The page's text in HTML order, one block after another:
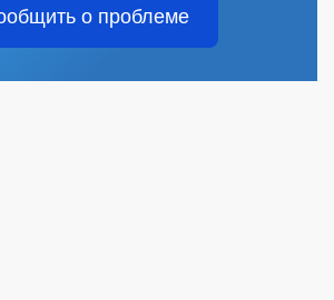
о проблеме